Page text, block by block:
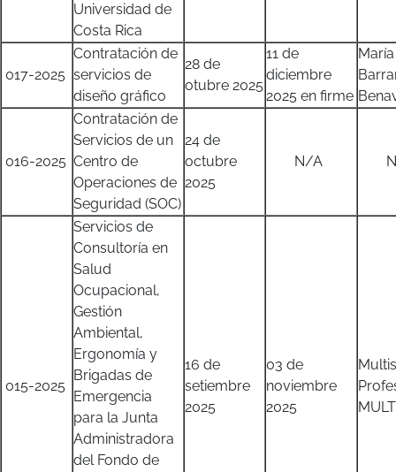
Universidad de
Costa Rica
017-2025
Contratación de
servicios de
diseño gráfico
28 de
otubre 2025
11 de
diciembre
2025 en firme
016-2025
Contratación de
Servicios de un
Centro de
Operaciones de
Seguridad (SOC)
24 de
octubre
2025
N/A
015-2025
Servicios de
Consultoría en
Salud
Ocupacional,
Gestión
Ambiental,
Ergonomía y
Brigadas de
Emergencia
para la Junta
Administradora
del Fondo de
16 de
setiembre
2025
03 de
noviembre
2025